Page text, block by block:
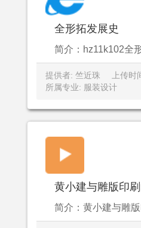
全形拓发展史
简介：hz11k102全
提供者: 竺近珠
上传
所属专业: 服装设计
黄小建与雕版印
简介：黄小建与雕